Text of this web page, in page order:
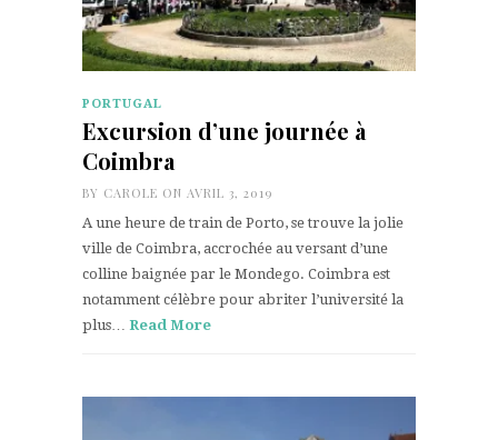
PORTUGAL
Excursion d’une journée à
Coimbra
BY CAROLE ON AVRIL 3, 2019
A une heure de train de Porto, se trouve la jolie
ville de Coimbra, accrochée au versant d’une
colline baignée par le Mondego. Coimbra est
notamment célèbre pour abriter l’université la
plus… Read More